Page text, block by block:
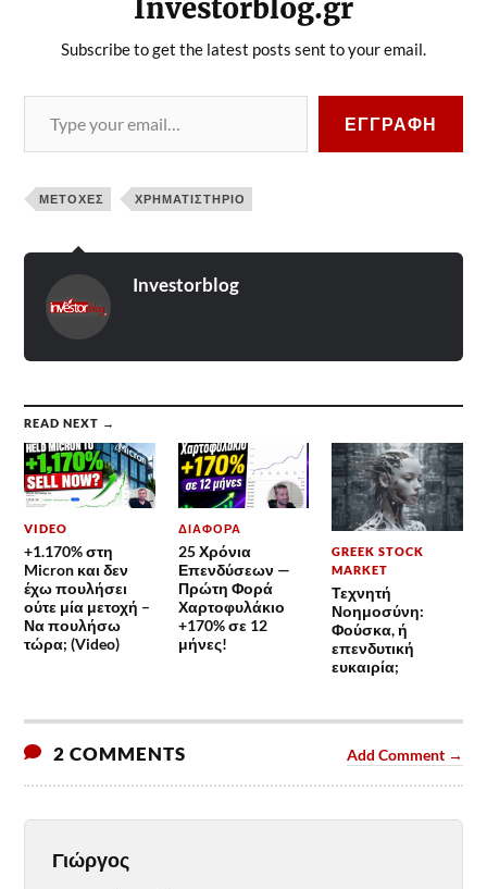
Investorblog.gr
Subscribe to get the latest posts sent to your email.
ΕΓΓΡΑΦΉ
ΜΕΤΟΧΈΣ ΧΡΗΜΑΤΙΣΤΉΡΙΟ
Investorblog
READ NEXT →
VIDEO
+1.170% στη
Micron και δεν
έχω πουλήσει
ούτε μία μετοχή –
Να πουλήσω
τώρα; (Video)
ΔΙΆΦΟΡΑ
25 Χρόνια
Επενδύσεων —
Πρώτη Φορά
Χαρτοφυλάκιο
+170% σε 12
μήνες!
GREEK STOCK
MARKET
Τεχνητή
Νοημοσύνη:
Φούσκα, ή
επενδυτική
ευκαιρία;
2 COMMENTS Add Comment →
Γιώργος